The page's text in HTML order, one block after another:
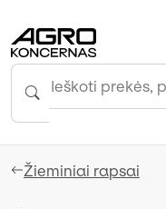
Žieminiai rapsai